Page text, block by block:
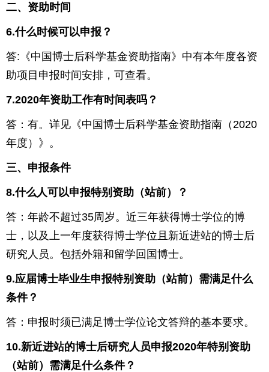
二、资助时间
6.什么时候可以申报？
答: 《中国博士后科学基金资助指南》中有本年度各资
助项目申报时间安排，可查看。
7.2020年资助工作有时间表吗？
答：有。详见《中国博士后科学基金资助指南（ 2020
年度）》。
三、申报条件
8.什么人可以申报特别资助（站前）？
答：年龄不超过35周岁。近三年获得博士学位的博
士，以及上一年度获得博士学位且新近进站的博士后
研究人员。包括外籍和留学回国博士。
9.应届博士毕业生申报特别资助（站前）需满足什么
条件？
答：申报时须已满足博士学位论文答辩的基本要求。
10.新近进站的博士后研究人员申报2020年特别资助
（站前）需满足什么条件？